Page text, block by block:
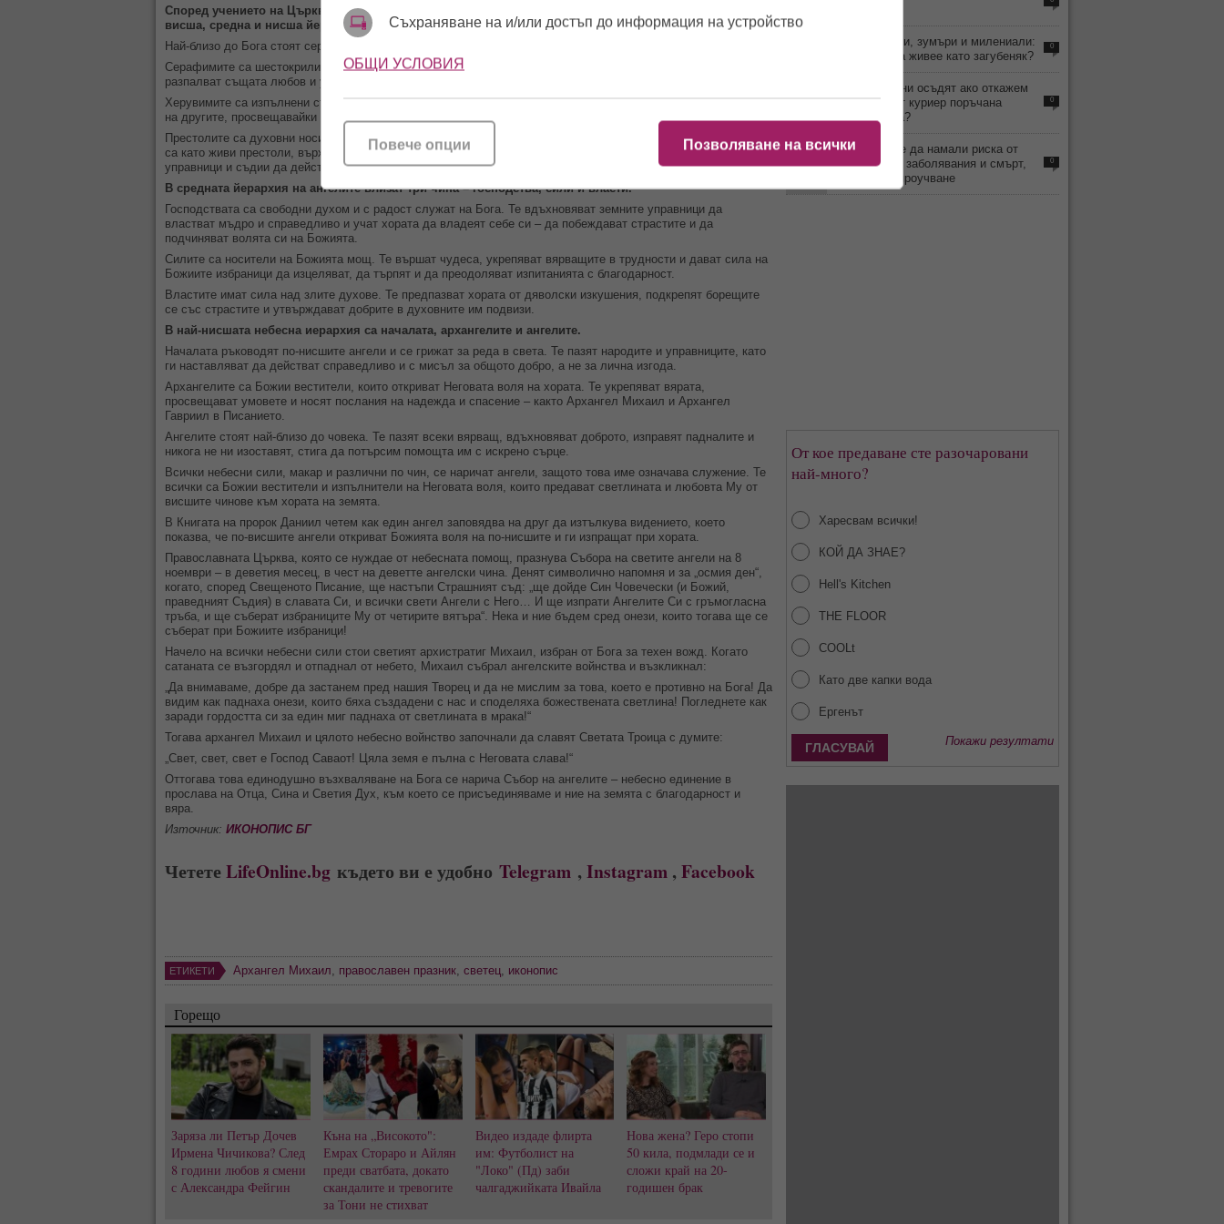
Според учението на Църквата ангелите са разделени на девет чина, подредени в три степени –
висша, средна и нисша йерархия.
Най-близо до Бога стоят серафимите, херувимите и престолите.
Серафимите са шестокрили и пламтят от любов към своя Създател. Те горят от божествен огън и
разпалват същата любов и у останалите небесни сили. Самото им име означава „горящи“.
Херувимите са изпълнени със светлина и знание. Те сияят с мъдростта, която идва от Бога, и я предават
на другите, просвещавайки техните духовни очи. Името им означава „познание“ и „излияние на премъдрост“.
Престолите са духовни носители на Божието присъствие. Чрез тях се проявява Неговото правосъдие – те
са като живи престоли, върху които по тайнствен начин почива Божията слава. Те вдъхновяват земните
управници и съдии да действат справедливо и по Божия воля.
В средната йерархия на ангелите влизат три чина – господства, сили и власти.
Господствата са свободни духом и с радост служат на Бога. Те вдъхновяват земните управници да
властват мъдро и справедливо и учат хората да владеят себе си – да побеждават страстите и да
подчиняват волята си на Божията.
Силите са носители на Божията мощ. Те вършат чудеса, укрепяват вярващите в трудности и дават сила на
Божиите избраници да изцеляват, да търпят и да преодоляват изпитанията с благодарност.
Властите имат сила над злите духове. Те предпазват хората от дяволски изкушения, подкрепят борещите
се със страстите и утвърждават добрите в духовните им подвизи.
В най-нисшата небесна иерархия са началата, архангелите и ангелите.
Началата ръководят по-нисшите ангели и се грижат за реда в света. Те пазят народите и управниците, като
ги наставляват да действат справедливо и с мисъл за общото добро, а не за лична изгода.
Архангелите са Божии вестители, които откриват Неговата воля на хората. Те укрепяват вярата,
просвещават умовете и носят послания на надежда и спасение – както Архангел Михаил и Архангел
Гавриил в Писанието.
Ангелите стоят най-близо до човека. Те пазят всеки вярващ, вдъхновяват доброто, изправят падналите и
никога не ни изоставят, стига да потърсим помощта им с искрено сърце.
Всички небесни сили, макар и различни по чин, се наричат ангели, защото това име означава служение. Те
всички са Божии вестители и изпълнители на Неговата воля, които предават светлината и любовта Му от
висшите чинове към хората на земята.
В Книгата на пророк Даниил четем как един ангел заповядва на друг да изтълкува видението, което
показва, че по-висшите ангели откриват Божията воля на по-нисшите и ги изпращат при хората.
Православната Църква, която се нуждае от небесната помощ, празнува Събора на светите ангели на 8
ноември – в деветия месец, в чест на деветте ангелски чина. Денят символично напомня и за „осмия ден“,
когато, според Свещеното Писание, ще настъпи Страшният съд: „ще дойде Син Човечески (и Божий,
праведният Съдия) в славата Си, и всички свети Ангели с Него… И ще изпрати Ангелите Си с гръмогласна
тръба, и ще съберат избраниците Му от четирите вятъра“. Нека и ние бъдем сред онези, които тогава ще се
съберат при Божиите избраници!
Начело на всички небесни сили стои светият архистратиг Михаил, избран от Бога за техен вожд. Когато
сатаната се възгордял и отпаднал от небето, Михаил събрал ангелските войнства и възкликнал:
„Да внимаваме, добре да застанем пред нашия Творец и да не мислим за това, което е противно на Бога! Да
видим как паднаха онези, които бяха създадени с нас и споделяха божествената светлина! Погледнете как
заради гордостта си за един миг паднаха от светлината в мрака!“
Тогава архангел Михаил и цялото небесно войнство започнали да славят Светата Троица с думите:
„Свет, свет, свет е Господ Саваот! Цяла земя е пълна с Неговата слава!“
Оттогава това единодушно възхваляване на Бога се нарича Събор на ангелите – небесно единение в
прослава на Отца, Сина и Светия Дух, към което се присъединяваме и ние на земята с благодарност и
вяра.
Източник: ИКОНОПИС БГ
ЧететеLifeOnline.bg където ви е удобно Telegram , Instagram , Facebook
ЕТИКЕТИ Архангел Михаил, православен празник, светец, иконопис
Горещо
Заряза ли Петър Дочев
Ирмена Чичикова? След
8 години любов я смени
с Александра Фейгин
Къна на „Високото":
Емрах Стораро и Айлян
преди сватбата, докато
скандалите и тревогите
за Тони не стихват
Видео издаде флирта
им: Футболист на
"Локо" (Пд) заби
чалгаджийката Ивайла
Нова жена? Геро стопи
50 кила, подмлади се и
сложи край на 20-
годишен брак
Бейби бумъри, зумъри и милениали:
Кой наистина живее като загубеняк?
0
Може ли да ни осъдят ако откажем
да вземем от куриер поръчана
онлайн стока?
0
11:41
Кафето може да намали риска от
чернодробни заболявания и смърт,
установява проучване
0
От кое предаване сте разочаровани
най-много?
Харесвам всички!
КОЙ ДА ЗНАЕ?
Hell's Kitchen
THE FLOOR
COOLt
Като две капки вода
Ергенът
Покажи резултати
Съхраняване на и/или достъп до информация на устройство
ОБЩИ УСЛОВИЯ
Позволяване на всички
Повече опции